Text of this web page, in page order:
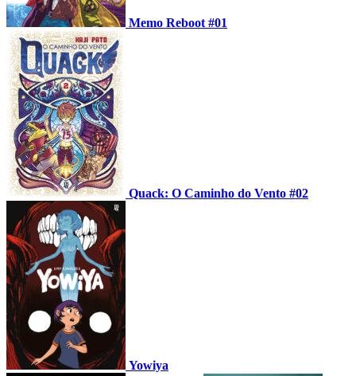
Memo Reboot #01
Quack: O Caminho do Vento #02
Yowiya